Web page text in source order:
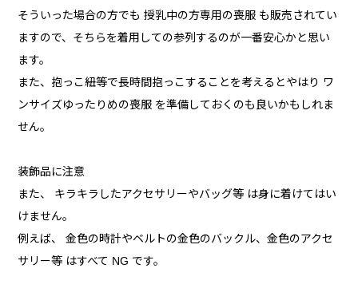
そういった場合の方でも 授乳中の方専用の喪服 も販売されてい
ますので、そちらを着用しての参列するのが一番安心かと思い
ます。
また、抱っこ紐等で長時間抱っこすることを考えるとやはり ワ
ンサイズゆったりめの喪服 を準備しておくのも良いかもしれま
せん。
装飾品に注意
また、 キラキラしたアクセサリーやバッグ等 は身に着けてはい
けません。
例えば、 金色の時計やベルトの金色のバックル、金色のアクセ
サリー等 はすべて NG です。